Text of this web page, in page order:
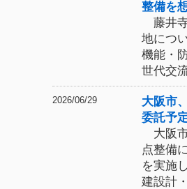
整備を
藤井
地につ
機能・
世代交
2026/06/29
大阪市
委託予
大阪
点整備
を実施
建設計